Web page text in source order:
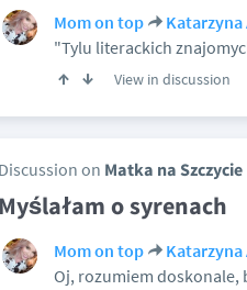
Mom on top Katarzyna
"Tylu literackich
View in discussion
Discussion on Matka na Szczycie
Myślałam o syrenach
Mom on top Katarzyna
Oj, rozumiem doskonale,